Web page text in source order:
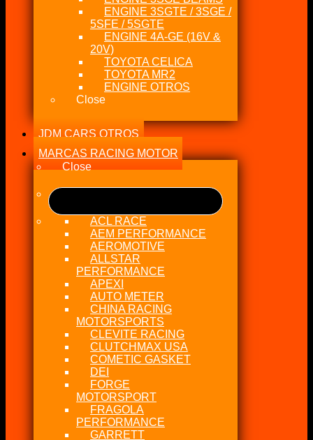
ENGINE 3SGTE / 3SGE /
5SFE / 5SGTE
ENGINE 4A-GE (16V &
20V)
TOYOTA CELICA
TOYOTA MR2
ENGINE OTROS
Close
JDM CARS OTROS
MARCAS RACING MOTOR
Close
ACL RACE
AEM PERFORMANCE
AEROMOTIVE
ALLSTAR
PERFORMANCE
APEXI
AUTO METER
CHINA RACING
MOTORSPORTS
CLEVITE RACING
CLUTCHMAX USA
COMETIC GASKET
DEI
FORGE
MOTORSPORT
FRAGOLA
PERFORMANCE
GARRETT